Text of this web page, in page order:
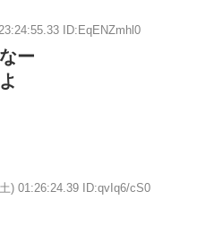
ID:EqENZmhl0
ー
) 01:26:24.39 ID:qvIq6/cS0